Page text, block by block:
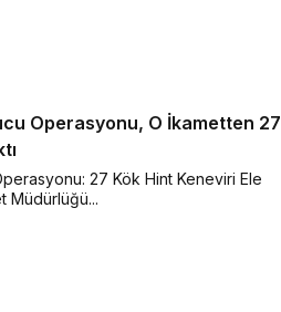
Operasyonu, O İkametten 27
27 Kök Hint Keneviri Ele
Müdürlüğü...